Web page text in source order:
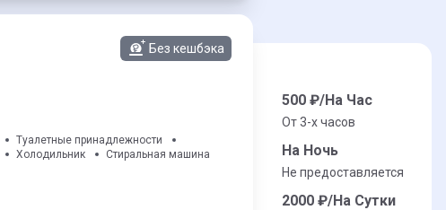
Без кешбэка
Туалетные принадлежности
Холодильник Стиральная машина
500₽/На Час
От 3-x часов
На Ночь
Не предоставляется
2000₽/На Сутки